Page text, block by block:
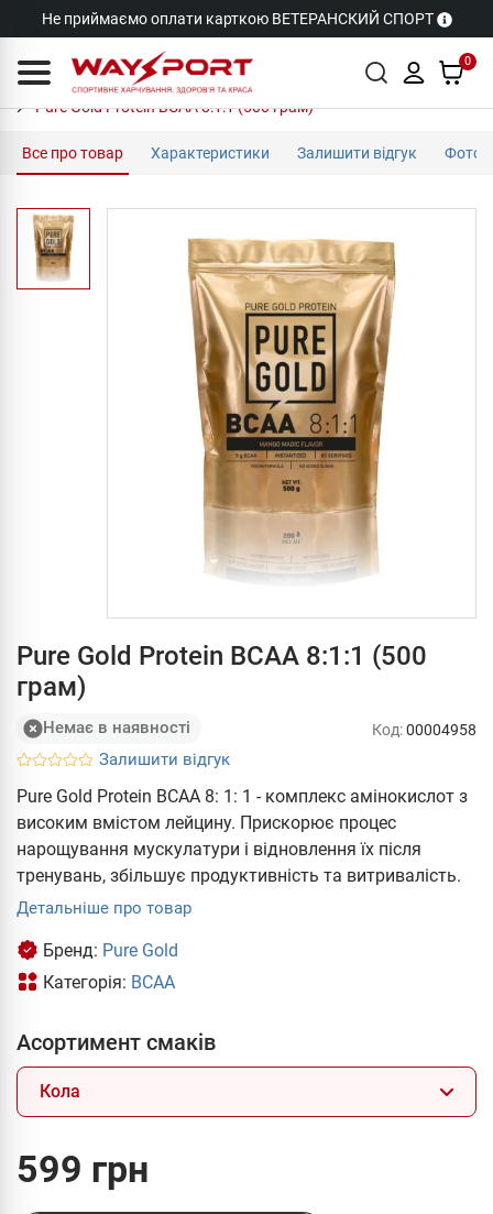
Не приймаємо оплати карткою ВЕТЕРАНСКИЙ СПОРТ
0
Pure Gold Protein BCAA 8:1:1 (500 грам)
Все про товар Характеристики Залишити відгук Фото
Pure Gold Protein BCAA 8:1:1 (500
грам)
Немає в наявності
Залишити відгук
Код:00004958
Pure Gold Protein BCAA 8: 1: 1 - комплекс амінокислот з
високим вмістом лейцину. Прискорює процес
нарощування мускулатури і відновлення їх після
тренувань, збільшує продуктивність та витривалість.
Детальніше про товар
Бренд: Pure Gold
Категорія: BCAA
Асортимент смаків
Кола
599 грн